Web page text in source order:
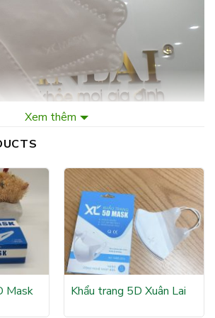
khẩu trang KF94:
bụi mịn 2.5PM.
Xem thêm
Mask Khẩu trang 5D Xuân Lai